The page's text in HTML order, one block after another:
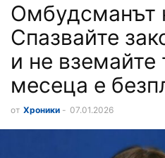
Омбудсманът
Спазвайте
и не вземайте
месеца е
от Хроники - 07.01.2026